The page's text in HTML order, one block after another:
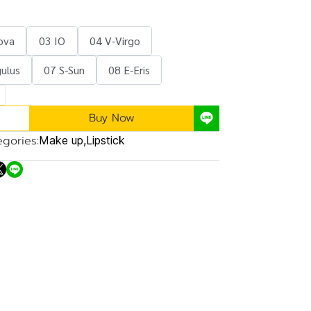
03 IO
04 V-Virgo
07 S-Sun 08 E-Eris
Buy Now
Make up,Lipstick